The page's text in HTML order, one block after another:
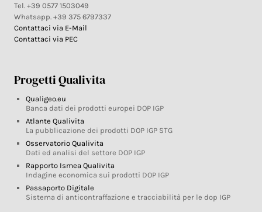
Tel. +39 0577 1503049
Whatsapp. +39 375 6797337
Contattaci via E-Mail
Contattaci via PEC
Progetti Qualivita
Qualigeo.eu
Banca dati dei prodotti europei DOP IGP
Atlante Qualivita
La pubblicazione dei prodotti DOP IGP STG
Osservatorio Qualivita
Dati ed analisi del settore DOP IGP
Rapporto Ismea Qualivita
Indagine economica sui prodotti DOP IGP
Passaporto Digitale
Sistema di anticontraffazione e tracciabilità per le dop IGP